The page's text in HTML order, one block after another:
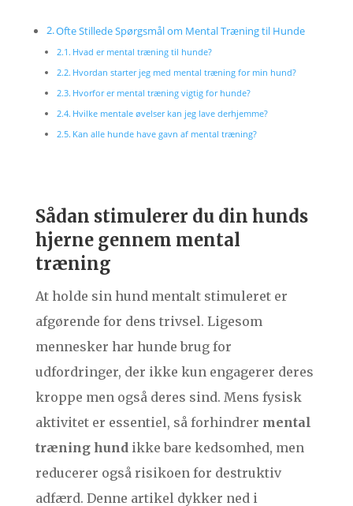
Ofte Stillede Spørgsmål om Mental Træning til Hunde
Hvad er mental træning til hunde?
Hvordan starter jeg med mental træning for min hund?
Hvorfor er mental træning vigtig for hunde?
Hvilke mentale øvelser kan jeg lave derhjemme?
Kan alle hunde have gavn af mental træning?
Sådan stimulerer du din hunds
hjerne gennem mental
træning
At holde sin hund mentalt stimuleret er
afgørende for dens trivsel. Ligesom
mennesker har hunde brug for
udfordringer, der ikke kun engagerer deres
kroppe men også deres sind. Mens fysisk
aktivitet er essentiel, så forhindrer mental
træning hundikke bare kedsomhed, men
reducerer også risikoen for destruktiv
adfærd. Denne artikel dykker ned i